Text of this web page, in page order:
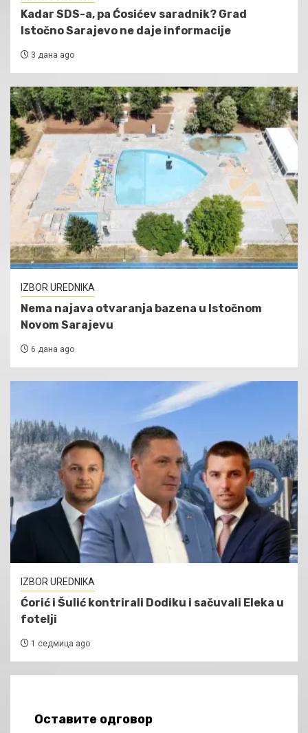
Kadar SDS-a, pa Ćosićev saradnik? Grad
Istočno Sarajevo ne daje informacije
3 дана ago
IZBOR UREDNIKA
Nema najava otvaranja bazena u Istočnom
Novom Sarajevu
6 дана ago
IZBOR UREDNIKA
Ćorić i Šulić kontrirali Dodiku i sačuvali Eleka u
fotelji
1 седмица ago
Оставите одговор